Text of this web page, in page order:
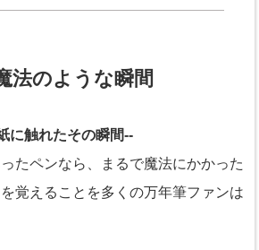
法のような瞬間
に触れたその瞬間--
たペンなら、まるで魔法にかかった
覚えることを多くの万年筆ファンは